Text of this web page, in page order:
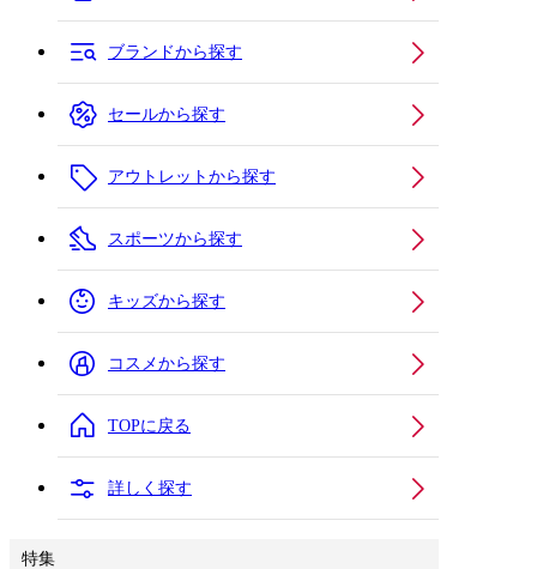
ブランドから探す
セールから探す
アウトレットから探す
スポーツから探す
キッズから探す
コスメから探す
TOPに戻る
詳しく探す
特集